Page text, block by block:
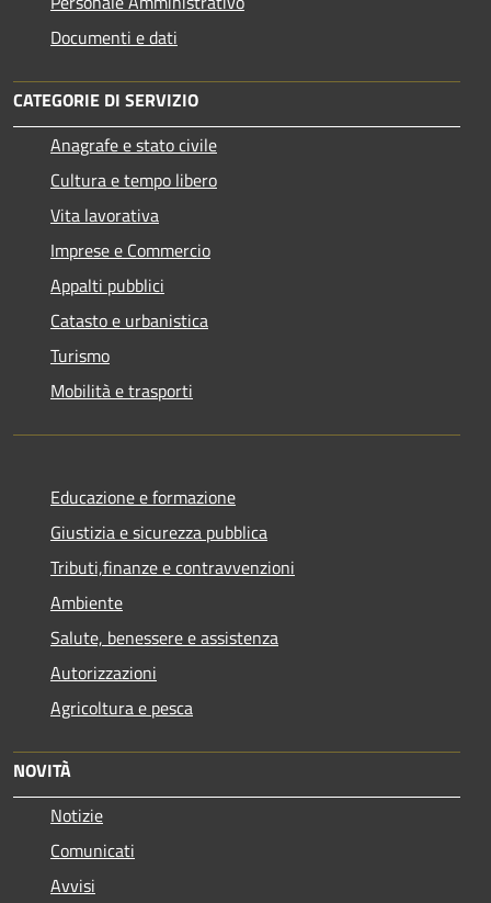
Documenti e dati
CATEGORIE DI SERVIZIO
Anagrafe e stato civile
Cultura e tempo libero
Vita lavorativa
Imprese e Commercio
Appalti pubblici
Catasto e urbanistica
Turismo
Mobilità e trasporti
Educazione e formazione
Giustizia e sicurezza pubblica
Tributi,finanze e contravvenzioni
Ambiente
Salute, benessere e assistenza
Autorizzazioni
Agricoltura e pesca
NOVITÀ
Notizie
Comunicati
Avvisi